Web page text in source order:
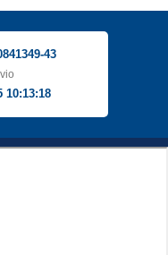
43
10:13:18